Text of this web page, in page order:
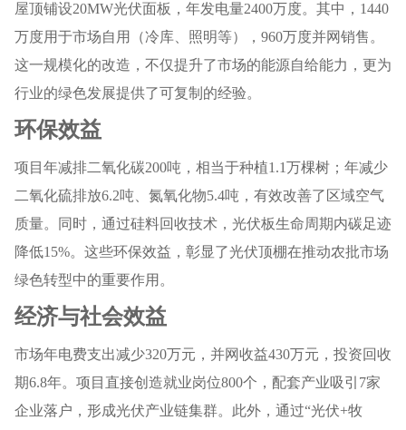
屋顶铺设20MW光伏面板，年发电量2400万度。其中，1440
万度用于市场自用（冷库、照明等），960万度并网销售。
这一规模化的改造，不仅提升了市场的能源自给能力，更为
行业的绿色发展提供了可复制的经验。
环保效益
项目年减排二氧化碳200吨，相当于种植1.1万棵树；年减少
二氧化硫排放6.2吨、氮氧化物5.4吨，有效改善了区域空气
质量。同时，通过硅料回收技术，光伏板生命周期内碳足迹
降低15%。这些环保效益，彰显了光伏顶棚在推动农批市场
绿色转型中的重要作用。
经济与社会效益
市场年电费支出减少320万元，并网收益430万元，投资回收
期6.8年。项目直接创造就业岗位800个，配套产业吸引7家
企业落户，形成光伏产业链集群。此外，通过“光伏+牧